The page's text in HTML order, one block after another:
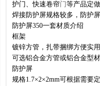
护门、快速卷帘门等产品定做
焊接防护屏规格较多，防护
防护屏350一套材质介绍
框架
镀锌方管，扎带捆绑方便实用
可选铝合金方管或铝合金型材
防护屏
规格1.7×2×2mm可根据需要定